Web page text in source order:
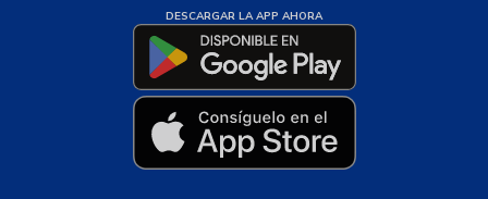
DESCARGAR LA APP AHORA